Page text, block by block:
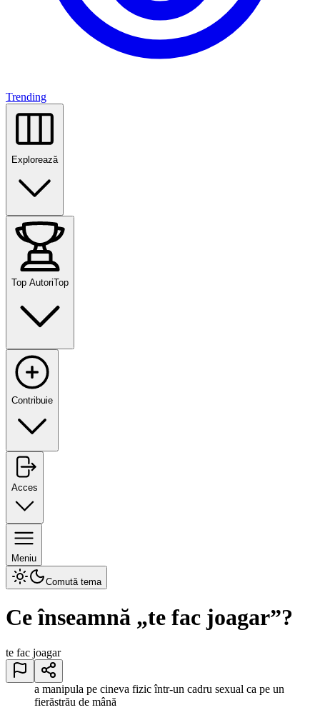
Trending
Explorează
Top AutoriTop
Contribuie
Acces
Meniu
Comută tema
Ce înseamnă „te fac joagar”?
te fac joagar
a manipula pe cineva fizic într-un cadru sexual ca pe un
fierăstrău de mână